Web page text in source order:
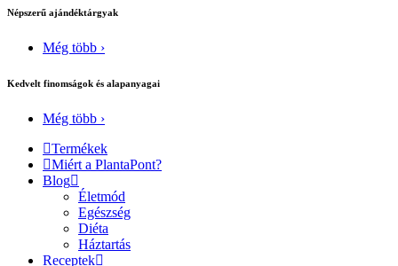
Népszerű ajándéktárgyak
Még több ›
Kedvelt finomságok és alapanyagai
Még több ›
Termékek
Miért a PlantaPont?
Blog
Életmód
Egészség
Diéta
Háztartás
Receptek